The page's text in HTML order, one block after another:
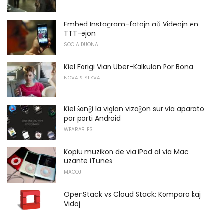
Embed Instagram-fotojn aŭ Videojn en
TTT-ejon
SOCIA DUONA
Kiel Forigi Vian Uber-Kalkulon Por Bona
NOVA & SEKVA
Kiel ŝanĝi la viglan vizaĝon sur via aparato
por porti Android
WEARABLES
Kopiu muzikon de via iPod al via Mac
uzante iTunes
MACOJ
OpenStack vs Cloud Stack: Komparo kaj
Vidoj